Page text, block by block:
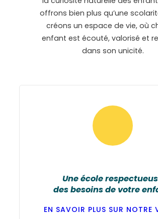
offrons bien plus qu’une
créons un espace de vie, où
enfant est écouté, valorisé et
dans son unicité.
Une école
des besoins de votre
EN SAVOIR PLUS SUR NOTRE